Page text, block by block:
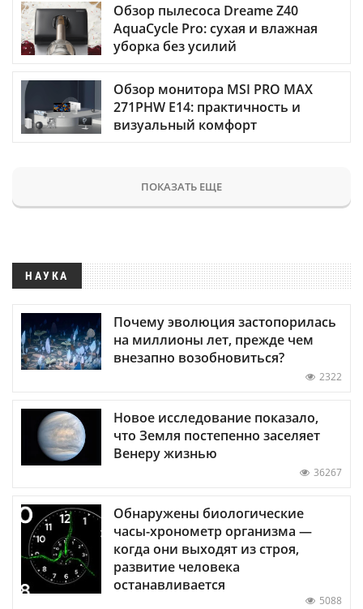
Обзор пылесоса Dreame Z40
AquaCycle Pro: сухая и влажная
уборка без усилий
Обзор монитора MSI PRO MAX
271PHW E14: практичность и
визуальный комфорт
ПОКАЗАТЬ ЕЩЕ
НАУКА
Почему эволюция застопорилась
на миллионы лет, прежде чем
внезапно возобновиться?
2322
Новое исследование показало,
что Земля постепенно заселяет
Венеру жизнью
36267
Обнаружены биологические
часы-хронометр организма —
когда они выходят из строя,
развитие человека
останавливается
5088